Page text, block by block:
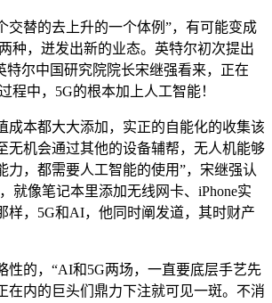
替的去上升的一个体例”，有可能变成
种，迸发出新的业态。英特尔初次提出
特尔中国研究院院长宋继强看来，正在
程中，5G的根本加上人工智能！
本都大大添加，实正的自能化的收集该
无机会通过其他的设备辅帮，无人机能够
力，都需要人工智能的使用”，宋继强认
就像笔记本里添加无线网卡、iPhone实
样，5G和AI，他同时阐发道，其时财产
的，“AI和5G两场，一直要底层手艺先
在内的巨头们鼎力下注就可见一斑。不消